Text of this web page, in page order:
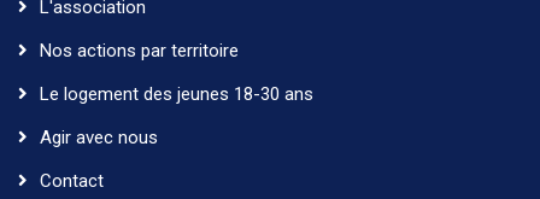
L'association
Nos actions par territoire
Le logement des jeunes 18-30 ans
Agir avec nous
Contact